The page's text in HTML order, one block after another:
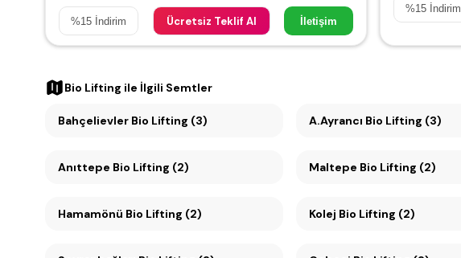
%15 İndirim Ücretsiz Teklif Al İletişim
%15 İndirim
Bio Lifting ile İlgili Semtler
Bahçelievler Bio Lifting (3) A.Ayrancı Bio Lifting (3)
Anıttepe Bio Lifting (2) Maltepe Bio Lifting (2)
Hamamönü Bio Lifting (2) Kolej Bio Lifting (2)